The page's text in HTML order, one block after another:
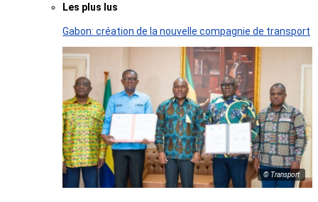
Les plus lus
Gabon: création de la nouvelle compagnie de transport
© Transport